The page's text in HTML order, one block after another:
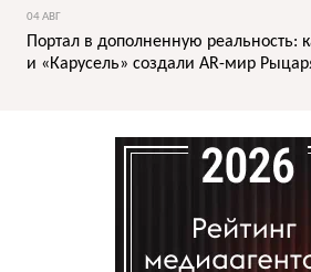
04 АВГ
Портал в дополненную реальность:
и «Карусель» создали AR-мир